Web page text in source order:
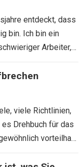
entdeckt, dass
bin. Ich bin ein
Arbeiter,
viele Richtlinien,
Drehbuch für das
vorteilhaft